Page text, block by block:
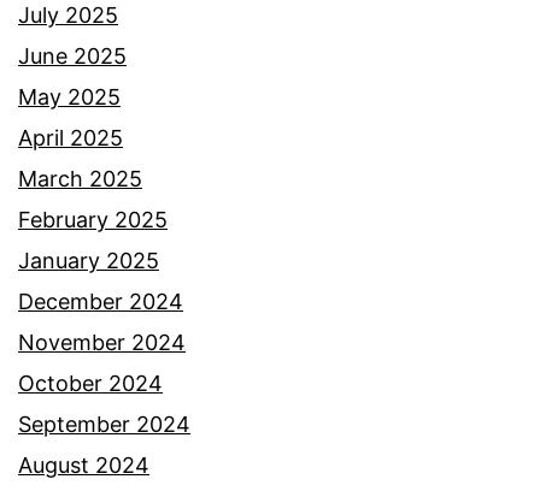
July 2025
June 2025
May 2025
April 2025
March 2025
February 2025
January 2025
December 2024
November 2024
October 2024
September 2024
August 2024